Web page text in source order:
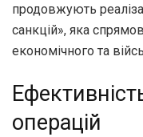
продовжують
санкцій», яка
економічного та
операцій